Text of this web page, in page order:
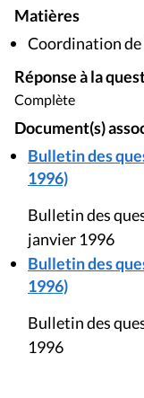
Matières
Coordination
Réponse à la
Complète
Document(s)
Bulletin des
1996)
Bulletin des
janvier 1996
Bulletin des
1996)
Bulletin des
1996